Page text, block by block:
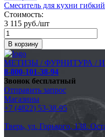
Смеситель для кухни
Стоимость:
3 115 руб./шт
В корзину
МЕТИЗЫ / ФУРНИТУРА /
8-800-101-38-94
Звонок бесплатный
Отправить запрос
Магазины
+7 (4822) 53-38-95
Тверь, ул. Горького, 138.